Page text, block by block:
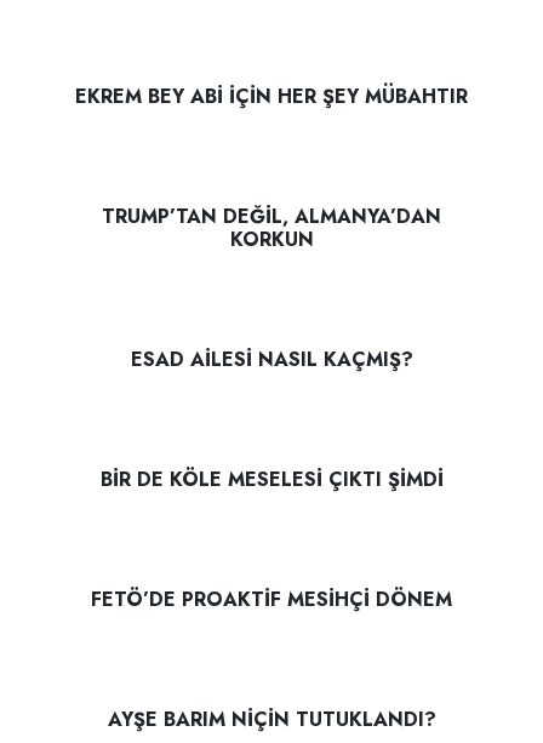
EKREM BEY ABİ İÇİN HER ŞEY MÜBAHTIR
TRUMP’TAN DEĞİL, ALMANYA’DAN
KORKUN
ESAD AİLESİ NASIL KAÇMIŞ?
BİR DE KÖLE MESELESİ ÇIKTI ŞİMDİ
FETÖ’DE PROAKTİF MESİHÇİ DÖNEM
AYŞE BARIM NİÇİN TUTUKLANDI?